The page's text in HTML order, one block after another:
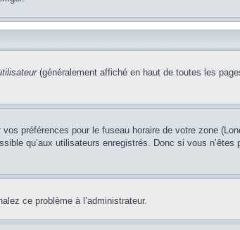
(généralement affiché en haut de toutes les
préférences pour le fuseau horaire de votre zone
qu’aux utilisateurs enregistrés. Donc si vous n’êtes
ce problème à l’administrateur.